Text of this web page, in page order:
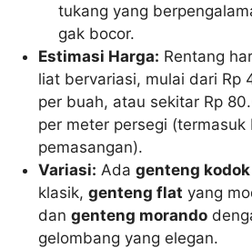
tukang yang
gak bocor.
Estimasi Harga: Rentang
liat bervariasi, mulai dari Rp
per buah, atau sekitar Rp
per meter persegi (termasuk
pemasangan).
Variasi: Adagenteng kodok
klasik,genteng flat yang
dangenteng morando
gelombang yang elegan.